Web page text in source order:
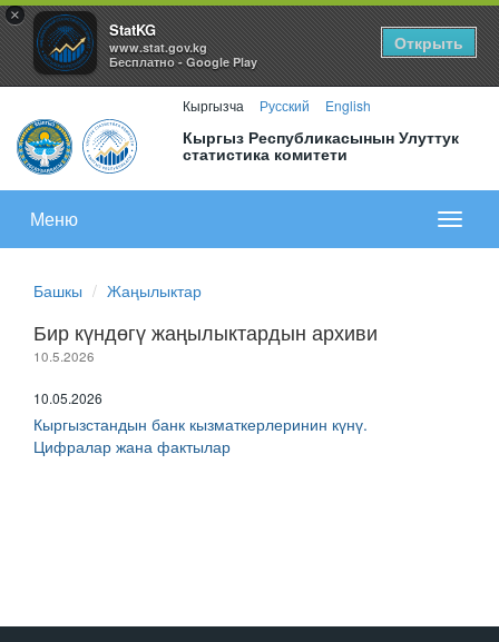
×
StatKG
www.stat.gov.kg
Бесплатно - Google Play
Открыть
Кыргызча Русский English
Кыргыз Республикасынын Улуттук
статистика комитети
меню
Меню
Башкы Жаңылыктар
Бир күндөгү жаңылыктардын архиви
10.5.2026
10.05.2026
Кыргызстандын банк кызматкерлеринин күнү.
Цифралар жана фактылар